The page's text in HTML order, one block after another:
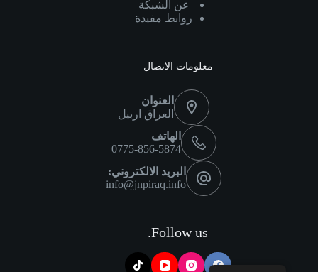
عن الشبكة
روابط مفيدة
معلومات الاتصال
العنوان
العراق اربيل
الهاتف
0775-856-5874
البريد الالكتروني:
info@jnpiraq.info
Follow us.